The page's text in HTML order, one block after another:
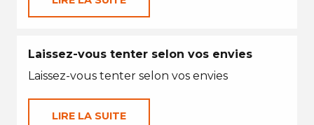
Laissez-vous tenter selon vos envies
Laissez-vous tenter selon vos envies
LIRE LA SUITE